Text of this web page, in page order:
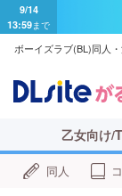
9/14
13:59まで
ボーイズラブ(BL)同人
乙女向け/
同人